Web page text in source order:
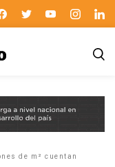
de m² cuentan